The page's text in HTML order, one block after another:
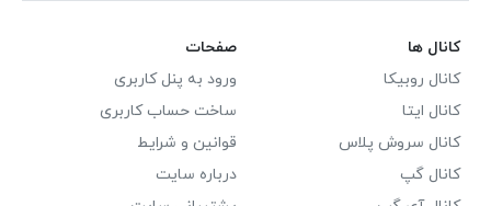
کانال ها
کانال روبیکا
کانال ایتا
کانال سروش پلاس
کانال گپ
صفحات
ورود به پنل کاربری
ساخت حساب کاربری
قوانین و شرایط
درباره سایت